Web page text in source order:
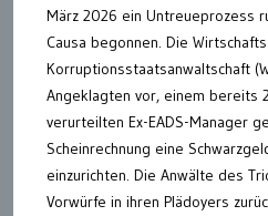
März 2026 ein Untreueprozess
Causa begonnen. Die
Korruptionsstaatsanwaltschaft
Angeklagten vor, einem bereits
verurteilten Ex-EADS-Manager
Scheinrechnung eine
einzurichten. Die Anwälte des
Vorwürfe in ihren Plädoyers